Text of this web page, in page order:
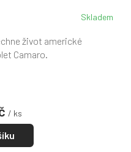
Skladem
/ ks
život americké
Camaro.